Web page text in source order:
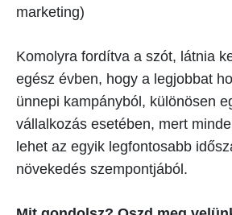
marketing)
Komolyra fordítva a szót, látnia
egész évben, hogy a legjobbat
ünnepi kampányból, különösen
vállalkozás esetében, mert
lehet az egyik legfontosabb
növekedés szempontjából.